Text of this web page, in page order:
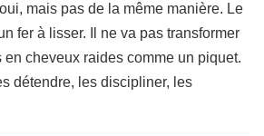
mais pas de la même manière. Le
fer à lisser. Il ne va pas transformer
cheveux raides comme un piquet.
détendre, les discipliner, les